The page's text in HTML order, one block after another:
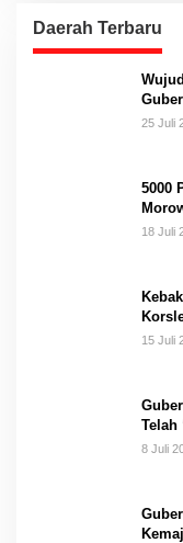
Daerah Terbaru
25 Juli
5000
18 Juli
15 Juli
Telah
8 Juli